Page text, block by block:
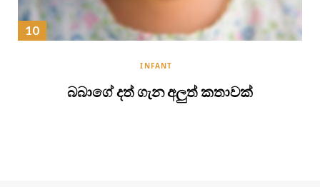
INFANT
බබාගේ දත් ගැන අලුත් කතාවක්